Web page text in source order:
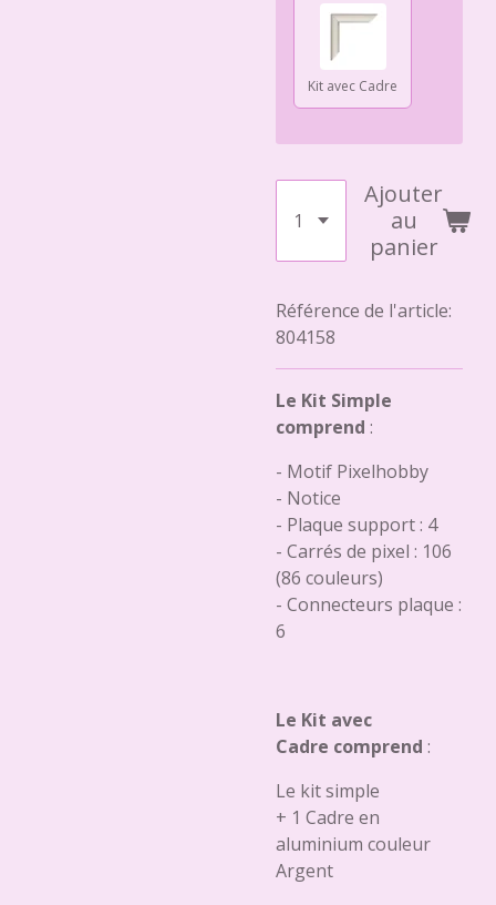
Kit avec Cadre
Ajouter
au
panier
Référence de l'article:
804158
Le Kit Simple
comprend :
- Motif Pixelhobby
- Notice
- Plaque support : 4
- Carrés de pixel : 106
(86 couleurs)
- Connecteurs plaque :
6
Le Kit avec
Cadre comprend :
Le kit simple
+ 1 Cadre en
aluminium couleur
Argent